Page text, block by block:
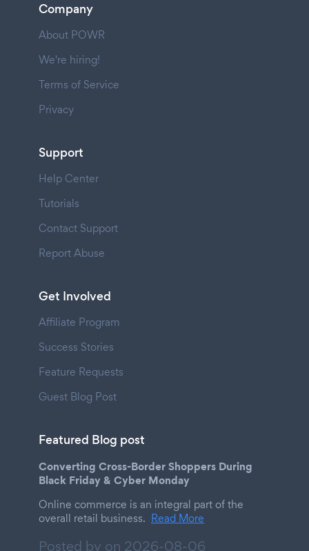
Company
About POWR
We're hiring!
Terms of Service
Privacy
Support
Help Center
Tutorials
Contact Support
Report Abuse
Get Involved
Affiliate Program
Success Stories
Feature Requests
Guest Blog Post
Featured Blog post
Converting Cross-Border Shoppers During
Black Friday & Cyber Monday
Online commerce is an integral part of the
overall retail business. Read More
Posted by on 2026-08-06